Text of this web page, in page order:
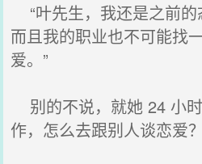
“叶先生，我还是之前的
而且我的职业也不可能找
爱。”
别的不说，就她 24 小
作，怎么去跟别人谈恋爱？